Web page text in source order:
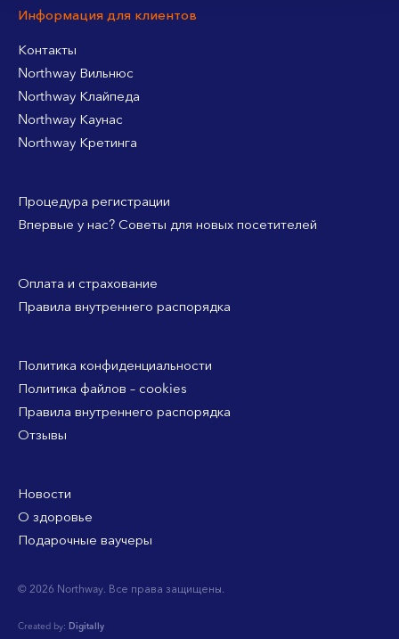
Информация для клиентов
Контакты
Northway Вильнюс
Northway Клайпеда
Northway Каунас
Northway Кретинга
Процедура регистрации
Впервые у нас? Советы для новых посетителей
Оплата и страхование
Правила внутреннего распорядка
Политика конфиденциальности
Политика файлов – cookies
Правила внутреннего распорядка
Отзывы
Новости
О здоровье
Подарочные ваучеры
© 2026 Northway. Все права защищены.
Created by: Digitally